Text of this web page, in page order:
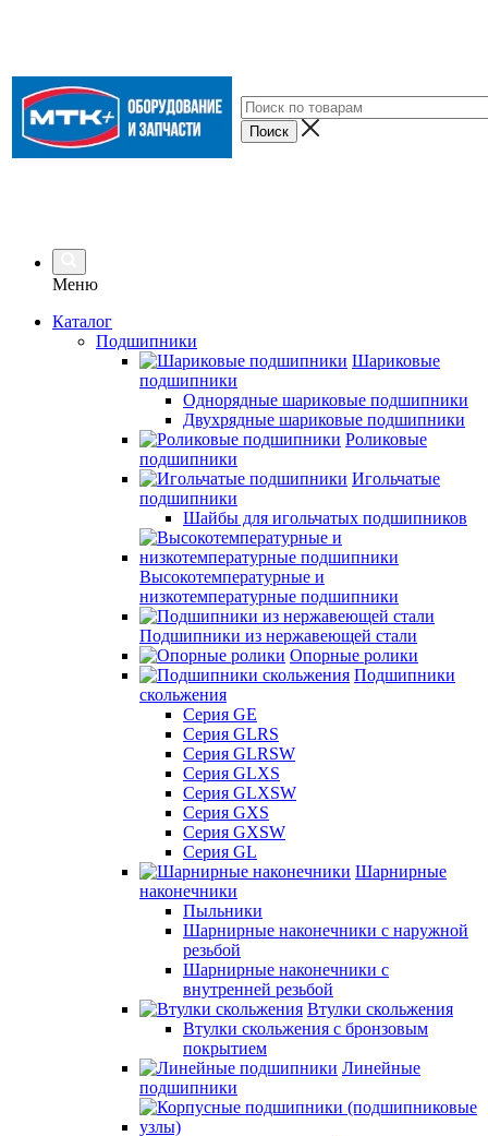
Меню
Каталог
Подшипники
Шариковые
подшипники
Однорядные шариковые подшипники
Двухрядные шариковые подшипники
Роликовые
подшипники
Игольчатые
подшипники
Шайбы для игольчатых подшипников
Высокотемпературные и
низкотемпературные подшипники
Подшипники из нержавеющей стали
Опорные ролики
Подшипники
скольжения
Серия GE
Серия GLRS
Серия GLRSW
Серия GLXS
Серия GLXSW
Серия GXS
Серия GXSW
Серия GL
Шарнирные
наконечники
Пыльники
Шарнирные наконечники с наружной
резьбой
Шарнирные наконечники с
внутренней резьбой
Втулки скольжения
Втулки скольжения с бронзовым
покрытием
Линейные
подшипники